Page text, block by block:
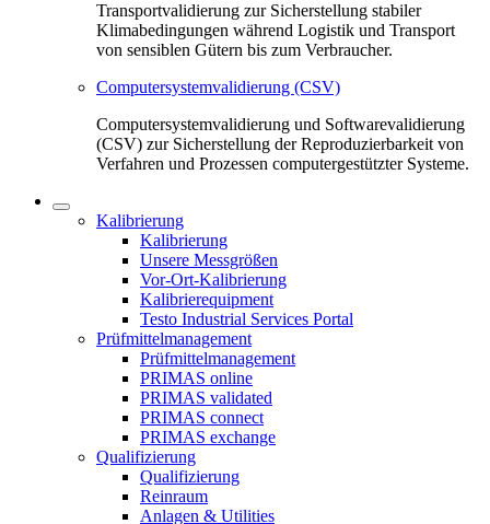
Transportvalidierung zur Sicherstellung stabiler
Klimabedingungen während Logistik und Transport
von sensiblen Gütern bis zum Verbraucher.
Computersystemvalidierung (CSV)
Computersystemvalidierung und Softwarevalidierung
(CSV) zur Sicherstellung der Reproduzierbarkeit von
Verfahren und Prozessen computergestützter Systeme.
Kalibrierung
Kalibrierung
Unsere Messgrößen
Vor-Ort-Kalibrierung
Kalibrierequipment
Testo Industrial Services Portal
Prüfmittelmanagement
Prüfmittelmanagement
PRIMAS online
PRIMAS validated
PRIMAS connect
PRIMAS exchange
Qualifizierung
Qualifizierung
Reinraum
Anlagen & Utilities